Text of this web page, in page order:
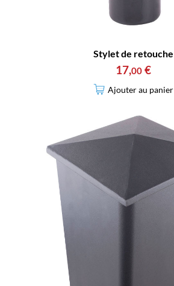
Stylet de retouche
17,00 €
Ajouter au panier